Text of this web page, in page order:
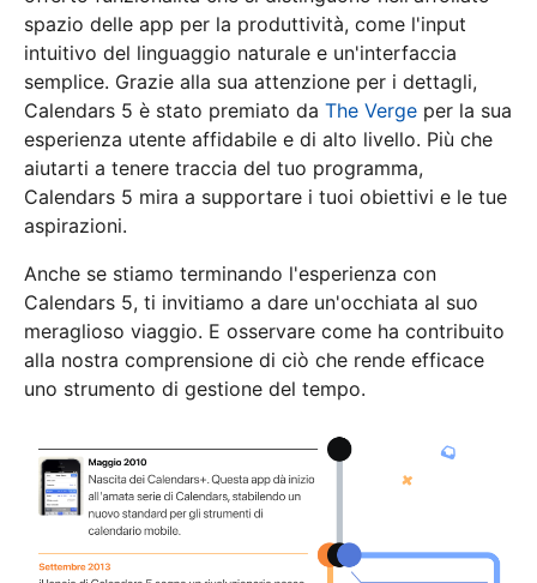
spazio delle app per la produttività, come l'input
intuitivo del linguaggio naturale e un'interfaccia
semplice. Grazie alla sua attenzione per i dettagli,
Calendars 5 è stato premiato da The Verge per la sua
esperienza utente affidabile e di alto livello. Più che
aiutarti a tenere traccia del tuo programma,
Calendars 5 mira a supportare i tuoi obiettivi e le tue
aspirazioni.
Anche se stiamo terminando l'esperienza con
Calendars 5, ti invitiamo a dare un'occhiata al suo
meraglioso viaggio. E osservare come ha contribuito
alla nostra comprensione di ciò che rende efficace
uno strumento di gestione del tempo.